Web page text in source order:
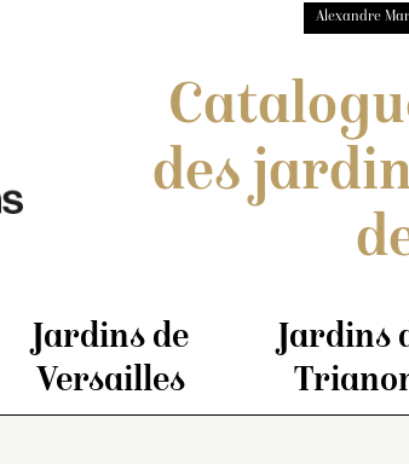
Alexandre
des
Jardins de
Versailles
Jardins